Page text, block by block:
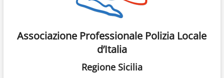
Associazione Professionale Polizia Locale
d’Italia
Regione Sicilia